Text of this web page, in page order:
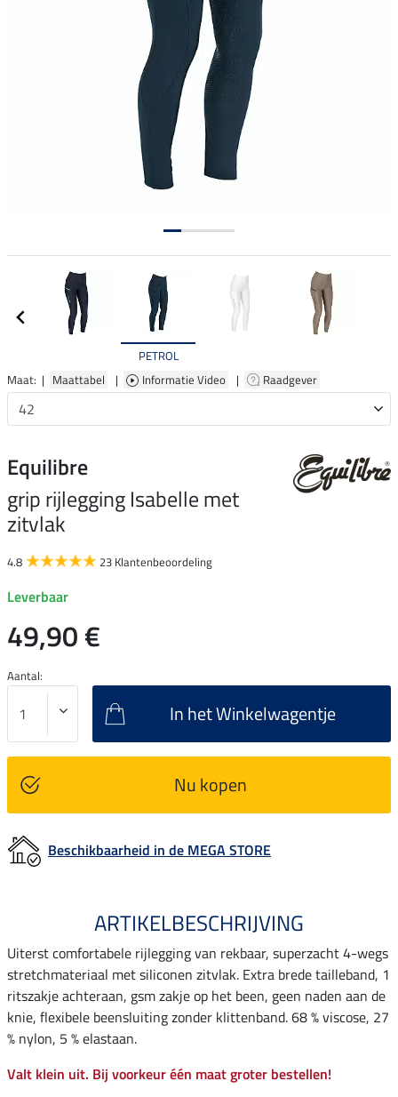
PETROL
Maat: | Maattabel | Informatie Video | Raadgever
Equilibre
grip rijlegging Isabelle met
zitvlak
4.8 23 Klantenbeoordeling
Leverbaar
49,90 €
Aantal:
In het Winkelwagentje
Nu kopen
Beschikbaarheid in de MEGA STORE
ARTIKELBESCHRIJVING
Uiterst comfortabele rijlegging van rekbaar, superzacht 4-wegs
stretchmateriaal met siliconen zitvlak. Extra brede tailleband, 1
ritszakje achteraan, gsm zakje op het been, geen naden aan de
knie, flexibele beensluiting zonder klittenband. 68 % viscose, 27
% nylon, 5 % elastaan.
Valt klein uit. Bij voorkeur één maat groter bestellen!